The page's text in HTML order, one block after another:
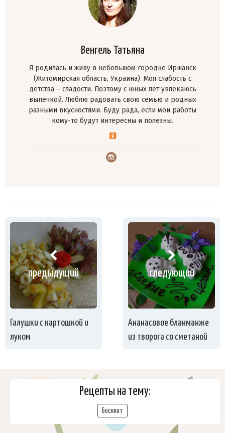
Венгель Татьяна
Я родилась и живу в небольшом городке Иршанск
(Житомирская область, Украина). Моя слабость с
детства – сладости. Поэтому с юных лет увлекаюсь
выпечкой. Люблю радовать свою семью и родных
разными вкусностями. Буду рада, если мои работы
кому-то будут интересны и полезны.
предыдущий
Галушки с картошкой и
луком
следующий
Ананасовое бланманже
из творога со сметаной
Рецепты на тему:
Бисквит